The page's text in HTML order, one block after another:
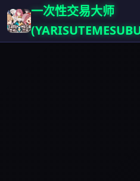
一次性交易大师